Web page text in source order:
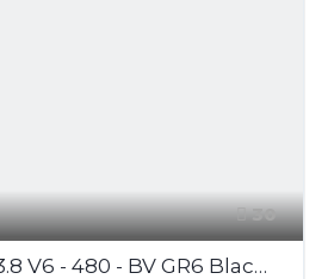
30
NISSAN GT-R 3.8 V6 - 480 - BV GR6 Black Edition